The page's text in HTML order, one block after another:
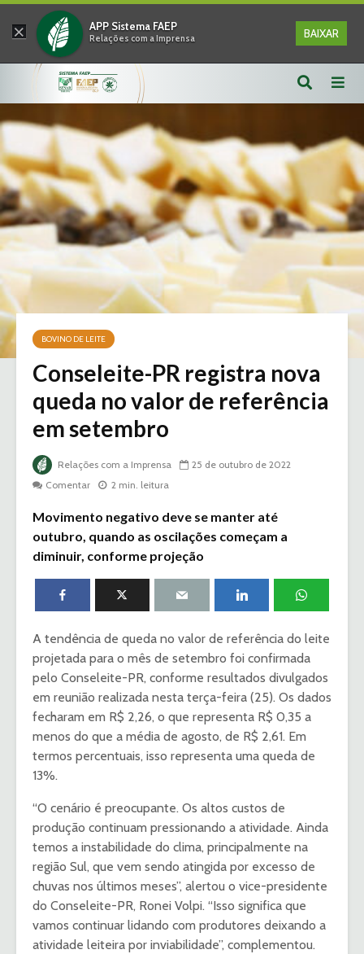
× APP Sistema FAEP
Relações com a Imprensa BAIXAR
BOVINO DE LEITE
Conseleite-PR registra nova
queda no valor de referência
em setembro
Relações com a Imprensa
25 de outubro de 2022
Comentar
2 min. leitura
Movimento negativo deve se manter até
outubro, quando as oscilações começam a
diminuir, conforme projeção
A tendência de queda no valor de referência do leite
projetada para o mês de setembro foi confirmada
pelo Conseleite-PR, conforme resultados divulgados
em reunião realizada nesta terça-feira (25). Os dados
fecharam em R$ 2,26, o que representa R$ 0,35 a
menos do que a média de agosto, de R$ 2,61. Em
termos percentuais, isso representa uma queda de
13%.
“O cenário é preocupante. Os altos custos de
produção continuam pressionando a atividade. Ainda
temos a instabilidade do clima, principalmente na
região Sul, que vem sendo atingida por excesso de
chuvas nos últimos meses”, alertou o vice-presidente
do Conseleite-PR, Ronei Volpi. “Isso significa que
vamos continuar lidando com produtores deixando a
atividade leiteira por inviabilidade”, complementou.